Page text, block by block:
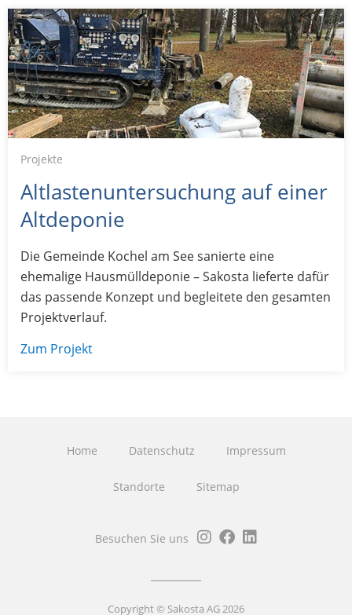
Projekte
Altlastenuntersuchung auf einer
Altdeponie
Die Gemeinde Kochel am See sanierte eine
ehemalige Hausmülldeponie – Sakosta lieferte dafür
das passende Konzept und begleitete den gesamten
Projektverlauf.
Zum Projekt
Home Datenschutz Impressum
Standorte Sitemap
Besuchen Sie uns
Copyright © Sakosta AG 2026